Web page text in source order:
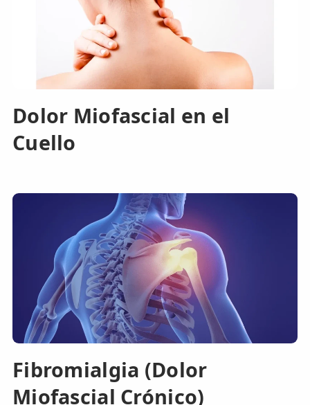
Dolor Miofascial en el
Cuello
Fibromialgia (Dolor
Miofascial Crónico)